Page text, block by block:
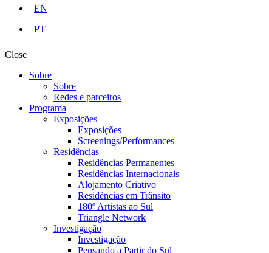
EN
PT
Close
Sobre
Sobre
Redes e parceiros
Programa
Exposições
Exposições
Screenings/Performances
Residências
Residências Permanentes
Residências Internacionais
Alojamento Criativo
Residências em Trânsito
180º Artistas ao Sul
Triangle Network
Investigação
Investigação
Pensando a Partir do Sul